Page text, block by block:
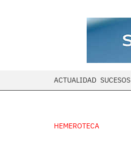
ACTUALIDAD SUCESOS
HEMEROTECA